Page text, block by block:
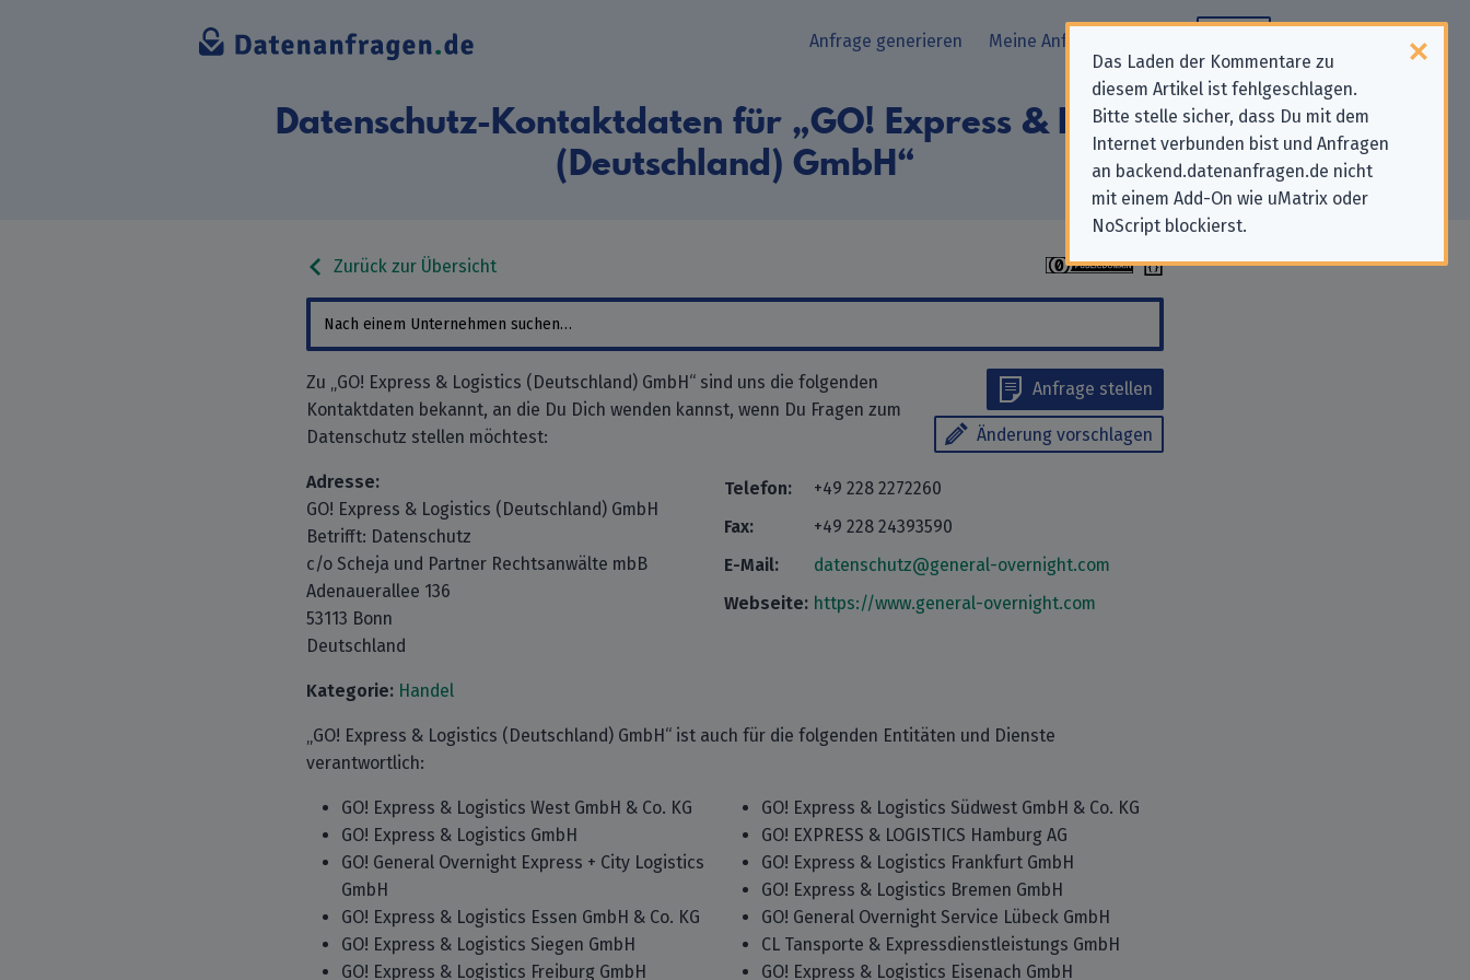
Das Laden der Kommentare zu
diesem Artikel ist fehlgeschlagen.
Bitte stelle sicher, dass Du mit dem
Internet verbunden bist und Anfragen
an backend.datenanfragen.de nicht
mit einem Add-On wie uMatrix oder
NoScript blockierst.
Anfrage generieren Meine Anfragen
Datenschutz-Kontaktdaten für „GO! Express & Logistics
(Deutschland) GmbH“
Zurück zur Übersicht
Anfrage stellen
Änderung vorschlagen
Zu „GO! Express & Logistics (Deutschland) GmbH“ sind uns die folgenden
Kontaktdaten bekannt, an die Du Dich wenden kannst, wenn Du Fragen zum
Datenschutz stellen möchtest:
Adresse:
GO! Express & Logistics (Deutschland) GmbH
Betrifft: Datenschutz
c/o Scheja und Partner Rechtsanwälte mbB
Adenauerallee 136
53113 Bonn
Deutschland
Telefon:
+49 228 2272260
Fax:
+49 228 24393590
E-Mail:
datenschutz@general-overnight.com
Webseite: https://www.general-overnight.com
Kategorie: Handel
„GO! Express & Logistics (Deutschland) GmbH“ ist auch für die folgenden Entitäten und Dienste
verantwortlich:
GO! Express & Logistics West GmbH & Co. KG
GO! Express & Logistics GmbH
GO! General Overnight Express + City Logistics
GmbH
GO! Express & Logistics Essen GmbH & Co. KG
GO! Express & Logistics Siegen GmbH
GO! Express & Logistics Freiburg GmbH
GO! Express & Logistics Südwest GmbH & Co. KG
GO! EXPRESS & LOGISTICS Hamburg AG
GO! Express & Logistics Frankfurt GmbH
GO! Express & Logistics Bremen GmbH
GO! General Overnight Service Lübeck GmbH
CL Tansporte & Expressdienstleistungs GmbH
GO! Express & Logistics Eisenach GmbH